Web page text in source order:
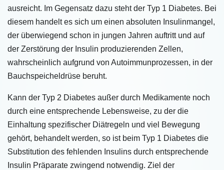
ausreicht. Im Gegensatz dazu steht der Typ 1 Diabetes. Bei
diesem handelt es sich um einen absoluten Insulinmangel,
der überwiegend schon in jungen Jahren auftritt und auf
der Zerstörung der Insulin produzierenden Zellen,
wahrscheinlich aufgrund von Autoimmunprozessen, in der
Bauchspeicheldrüse beruht.
Kann der Typ 2 Diabetes außer durch Medikamente noch
durch eine entsprechende Lebensweise, zu der die
Einhaltung spezifischer Diätregeln und viel Bewegung
gehört, behandelt werden, so ist beim Typ 1 Diabetes die
Substitution des fehlenden Insulins durch entsprechende
Insulin Präparate zwingend notwendig. Ziel der